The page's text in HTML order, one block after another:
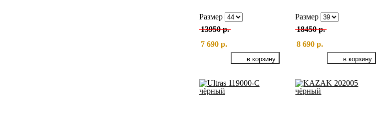
Размер
13950 р.
7 690 р.
Размер
18450 р.
8 690 р.